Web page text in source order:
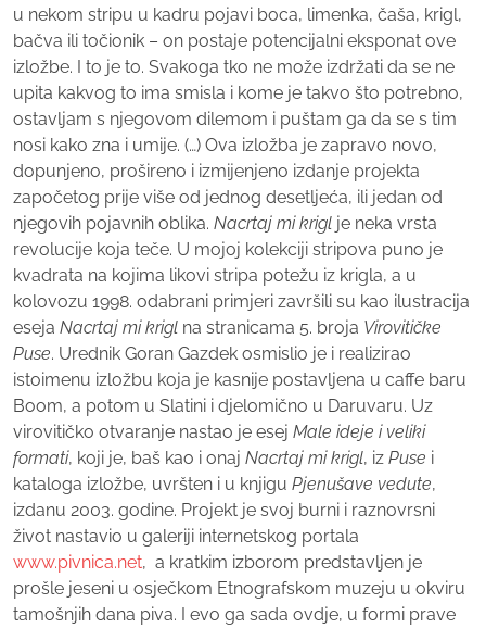
u nekom stripu u kadru pojavi boca, limenka, čaša, krigl,
bačva ili točionik – on postaje potencijalni eksponat ove
izložbe. I to je to. Svakoga tko ne može izdržati da se ne
upita kakvog to ima smisla i kome je takvo što potrebno,
ostavljam s njegovom dilemom i puštam ga da se s tim
nosi kako zna i umije. (…) Ova izložba je zapravo novo,
dopunjeno, prošireno i izmijenjeno izdanje projekta
započetog prije više od jednog desetljeća, ili jedan od
njegovih pojavnih oblika. Nacrtaj mi krigl je neka vrsta
revolucije koja teče. U mojoj kolekciji stripova puno je
kvadrata na kojima likovi stripa potežu iz krigla, a u
kolovozu 1998. odabrani primjeri završili su kao ilustracija
eseja Nacrtaj mi krigl na stranicama 5. broja Virovitičke
Puse. Urednik Goran Gazdek osmislio je i realizirao
istoimenu izložbu koja je kasnije postavljena u caffe baru
Boom, a potom u Slatini i djelomično u Daruvaru. Uz
virovitičko otvaranje nastao je esej Male ideje i veliki
formati, koji je, baš kao i onaj Nacrtaj mi krigl, iz Puse i
kataloga izložbe, uvršten i u knjigu Pjenušave vedute,
izdanu 2003. godine. Projekt je svoj burni i raznovrsni
život nastavio u galeriji internetskog portala
www.pivnica.net, a kratkim izborom predstavljen je
prošle jeseni u osječkom Etnografskom muzeju u okviru
tamošnjih dana piva. I evo ga sada ovdje, u formi prave